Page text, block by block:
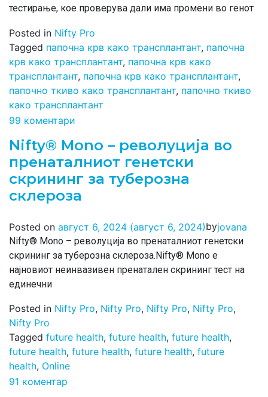
тестирање, кое проверува дали има промени во генот
Posted in Nifty Pro
Tagged папочна крв како трансплантант, папочна
крв како трансплантант, папочна крв како
трансплантант, папочна крв како трансплантант,
папочно ткиво како трансплантант, папочно ткиво
како трансплантант
99 коментари
Nifty® Mono – револуција во
пренаталниот генетски
скрининг за туберозна
склероза
Posted on август 6, 2024 (август 6, 2024)byjovana
Nifty® Mono – револуција во пренаталниот генетски
скрининг за туберозна склероза.Nifty® Mono е
најновиот неинвазивен пренатален скрининг тест на
единечни
Posted in Nifty Pro, Nifty Pro, Nifty Pro, Nifty Pro,
Nifty Pro
Tagged future health, future health, future health,
future health, future health, future health, future
health, Online
91 коментар